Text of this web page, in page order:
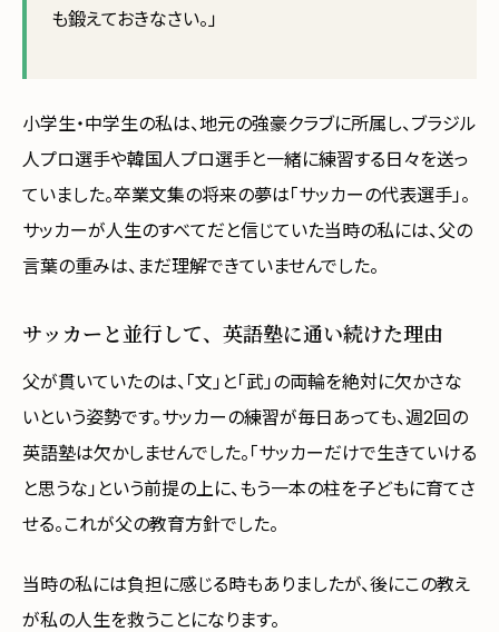
も鍛えておきなさい。」
小学生・中学生の私は、地元の強豪クラブに所属し、ブラジル
人プロ選手や韓国人プロ選手と一緒に練習する日々を送っ
ていました。卒業文集の将来の夢は「サッカーの代表選手」。
サッカーが人生のすべてだと信じていた当時の私には、父の
言葉の重みは、まだ理解できていませんでした。
サッカーと並行して、英語塾に通い続けた理由
父が貫いていたのは、「文」と「武」の両輪を絶対に欠かさな
いという姿勢です。サッカーの練習が毎日あっても、週2回の
英語塾は欠かしませんでした。「サッカーだけで生きていける
と思うな」という前提の上に、もう一本の柱を子どもに育てさ
せる。これが父の教育方針でした。
当時の私には負担に感じる時もありましたが、後にこの教え
が私の人生を救うことになります。